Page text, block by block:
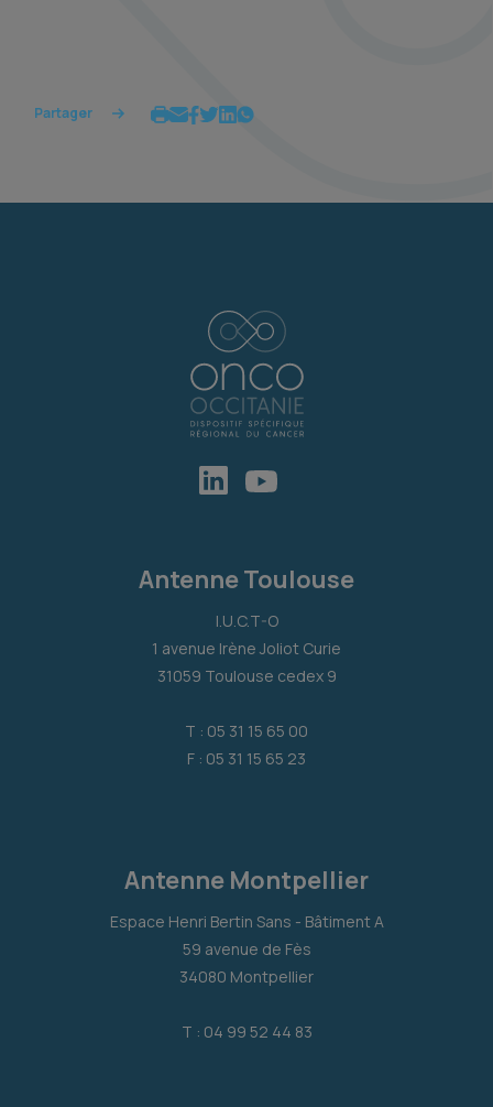
Partager
Antenne Toulouse
I.U.C.T-O
1 avenue Irène Joliot Curie
31059 Toulouse cedex 9
T : 05 31 15 65 00
F : 05 31 15 65 23
Antenne Montpellier
Espace Henri Bertin Sans - Bâtiment A
59 avenue de Fès
34080 Montpellier
T : 04 99 52 44 83